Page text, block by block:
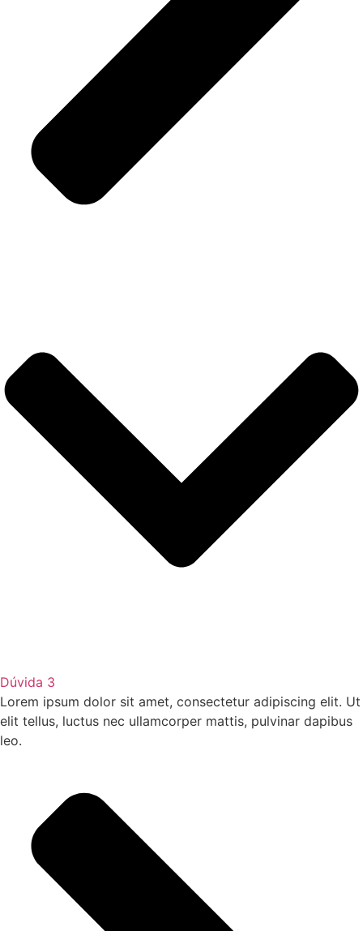
Dúvida 3
Lorem ipsum dolor sit amet, consectetur adipiscing elit. Ut
elit tellus, luctus nec ullamcorper mattis, pulvinar dapibus
leo.